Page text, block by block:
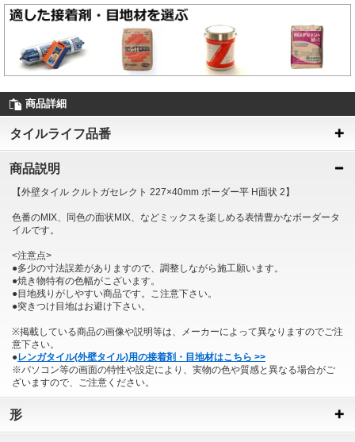
商品詳細
タイルライフ品番
商品説明
【外壁タイル クルトガセレクト 227×40mm ボーダー平 H面状 2】
色番のMIX、同色の面状MIX、などミックスを楽しめる表情豊かなボーダータ
イルです。
<注意点>
●多少の寸法誤差がありますので、調整しながら施工願います。
●焼き物特有の色幅がこざいます。
●目地残りがしやすい商品です。こ注意下さい。
●突きつけ目地はお避け下さい。
※掲載している商品の画像や説明等は、メーカーによって異なりますのでご注
意下さい。
●レンガタイル(外壁タイル)用の接着剤・目地材はこちら >>
※パソコン等の画面の特性や設定により、実物の色や質感と異なる場合がご
ざいますので、ご注意ください。
形